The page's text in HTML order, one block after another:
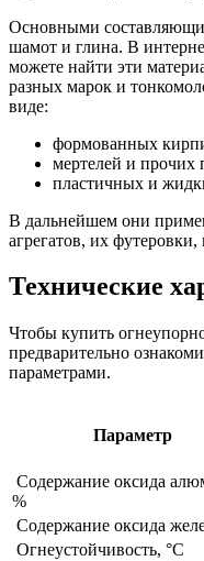
Основными
шамот и глина. В
можете найти эти
разных марок и
виде:
формованных
мертелей и прочих
пластичных и
В дальнейшем они
агрегатов, их
Технические
Чтобы купить
предварительно
параметрами.
Параметр
Содержание оксида
%
Содержание оксида
Огнеустойчивость, °C